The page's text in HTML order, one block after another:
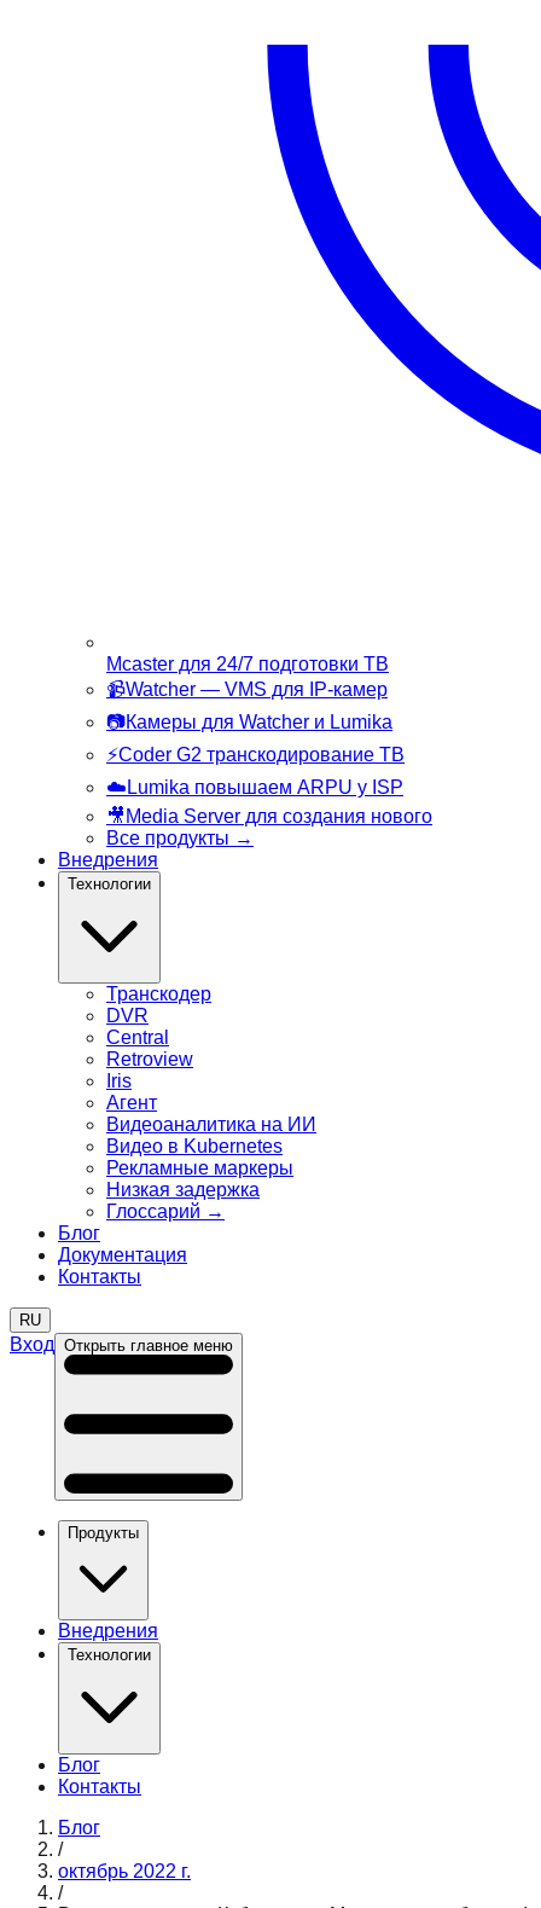
Mcaster для 24/7 подготовки ТВ
📹Watcher — VMS для IP-камер
📷Камеры для Watcher и Lumika
⚡Coder G2 транскодирование ТВ
☁️ Lumika повышаем ARPU у ISP
🎥 Media Server для создания нового
Все продукты →
Внедрения
Технологии
Транскодер
DVR
Central
Retroview
Iris
Агент
Видеоаналитика на ИИ
Видео в Kubernetes
Рекламные маркеры
Низкая задержка
Глоссарий →
Блог
Документация
Контакты
RU
Вход Открыть главное меню
Продукты
Внедрения
Технологии
Блог
Контакты
Блог
/
октябрь 2022 г.
/